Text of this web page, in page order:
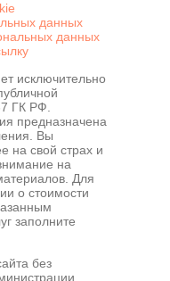
данных
данных
исключительно
ГК РФ.
предназначена
Вы
на свой страх и
на
Для
о стоимости
заполните
без
для
сайта,
и